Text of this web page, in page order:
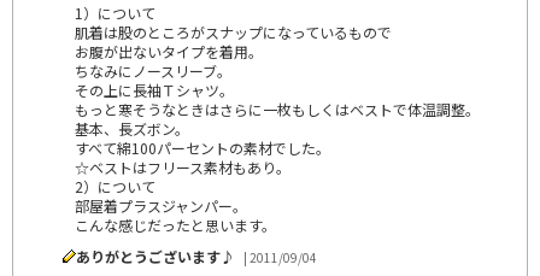
1）について
肌着は股のところがスナップになっているもので
お腹が出ないタイプを着用。
ちなみにノースリーブ。
その上に長袖Ｔシャツ。
もっと寒そうなときはさらに一枚もしくはベストで体温調整。
基本、長ズボン。
すべて綿100パーセントの素材でした。
☆ベストはフリース素材もあり。
2）について
部屋着プラスジャンパー。
こんな感じだったと思います。
ありがとうございます♪
| 2011/09/04